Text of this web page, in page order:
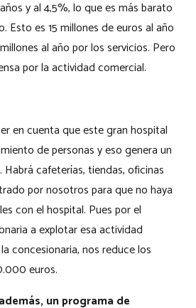
y al 4,5%, lo que es más barato
Esto es 15 millones de euros al año
al año por los servicios. Pero
por la actividad comercial.
en cuenta que este gran hospital
de personas y eso genera un
cafeterías, tiendas, oficinas
por nosotros para que no haya
con el hospital. Pues por el
a explotar esa actividad
concesionaria, nos reduce los
euros.
un programa de